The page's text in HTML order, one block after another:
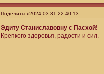
Поделиться2024-03-31 22:40:13
Эдиту Станиславовну с Пасхой!
Крепкого здоровья, радости и сил.